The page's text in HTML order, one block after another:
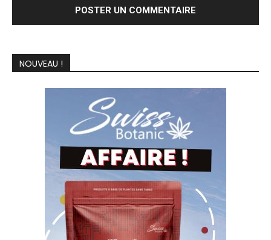
NOUVEAU !